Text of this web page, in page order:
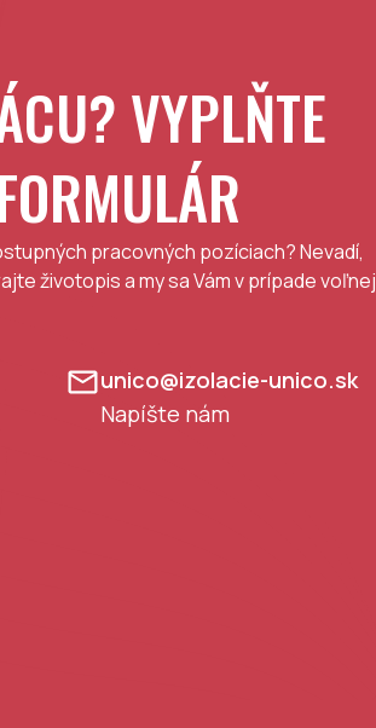
VYPLŇTE
pracovných pozíciach? Nevadí,
životopis a my sa Vám v prípade voľnej
unico@izolacie-unico.sk
Napíšte nám